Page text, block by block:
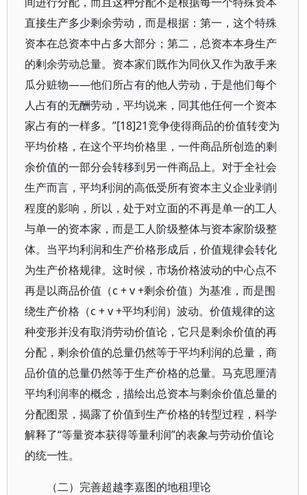
直接生产多少剩余劳动，而是根据：第一，这个特殊
资本在总资本中占多大部分；第二，总资本本身生产
的剰余劳动总量。资本家们既作为同伙又作为敌手来
瓜分赃物——他们所占有的他人劳动，于是他们每个
人占有的无酬劳动，平均说来，同其他任何一个资本
家占有的一样多。”[18]21竞争使得商品的价值转变为
平均价格，在这个平均价格里，一件商品所创造的剩
余价值的一部分会转移到另一件商品上。对于全社会
生产而言，平均利润的高低受所有资本主义企业剥削
程度的影响，所以，处于对立面的不再是单一的工人
与单一的资本家，而是工人阶级整体与资本家阶级整
体。当平均利润和生产价格形成后，价值规律会转化
为生产价格规律。这时候，市场价格波动的中心点不
再是以商品价值（c + v +剩余价值）为基准，而是围
绕生产价格（c + v +平均利润）波动。价值规律的这
种变形并没有取消劳动价值论，它只是剩余价值的再
分配，剩余价值的总量仍然等于平均利润的总量，商
品价值的总量仍然等于生产价格的总量。马克思厘清
平均利润率的概念，描绘出总资本与剩余价值总量的
分配图景，揭露了价值到生产价格的转型过程，科学
解释了“等量资本获得等量利润”的表象与劳动价值论
的统一性。
（二）完善超越李嘉图的地租理论